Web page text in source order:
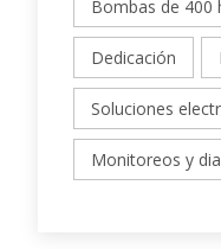
Bombas de 400
Dedicación
Soluciones
Monitoreos y